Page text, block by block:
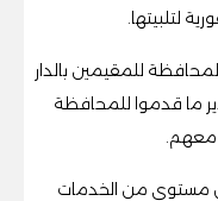
لتلبيتها.
للمقيمين بالدار
ما قدموا للمحافظة
معهم.
مستوى من الخدمات